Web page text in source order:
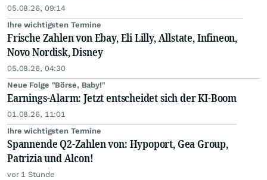
05.08.26, 09:14
Ihre wichtigsten Termine
Frische Zahlen von Ebay, Eli Lilly, Allstate, Infineon,
Novo Nordisk, Disney
05.08.26, 04:30
Neue Folge "Börse, Baby!"
Earnings-Alarm: Jetzt entscheidet sich der KI-Boom
01.08.26, 11:01
Ihre wichtigsten Termine
Spannende Q2-Zahlen von: Hypoport, Gea Group,
Patrizia und Alcon!
vor 1 Stunde